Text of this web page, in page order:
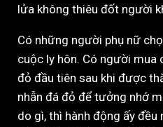
lửa không thiêu đốt người
Có những người phụ nữ
cuộc ly hôn. Có người mua
đỏ đầu tiên sau khi được
nhẫn đá đỏ để tưởng nhớ
do gì, thì hành động ấy